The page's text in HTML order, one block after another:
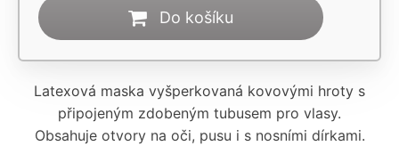
Do košíku
Latexová maska vyšperkovaná kovovými hroty s
připojeným zdobeným tubusem pro vlasy.
Obsahuje otvory na oči, pusu i s nosními dírkami.